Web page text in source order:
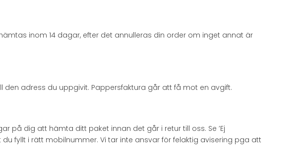
inom 14 dagar, efter det annulleras din order om inget annat är
den adress du uppgivit. Pappersfaktura går att få mot en avgift.
på dig att hämta ditt paket innan det går i retur till oss. Se ’Ej
fyllt i rätt mobilnummer. Vi tar inte ansvar för felaktig avisering pga att